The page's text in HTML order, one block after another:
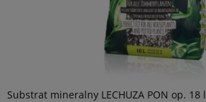
Substrat mineralny LECHUZA PON op. 18 l